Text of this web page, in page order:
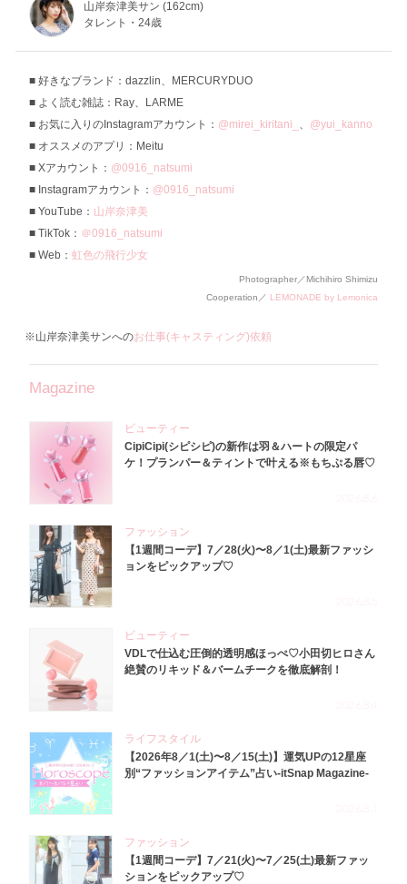
山岸奈津美サン (162cm)
タレント・24歳
好きなブランド：dazzlin、MERCURYDUO
よく読む雑誌：Ray、LARME
お気に入りのInstagramアカウント： @mirei_kiritani_ 、 @yui_kanno
オススメのアプリ：Meitu
Xアカウント： @0916_natsumi
Instagramアカウント： @0916_natsumi
YouTube： 山岸奈津美
TikTok： ＠0916_natsumi
Web： 虹色の飛行少女
Photographer／Michihiro Shimizu
Cooperation／ LEMONADE by Lemonica
※山岸奈津美サンへのお仕事(キャスティング)依頼
Magazine
ビューティー
CipiCipi(シピシピ)の新作は羽＆ハートの限定パ
ケ！プランパー＆ティントで叶える※もちぷる唇♡
ファッション
【1週間コーデ】7／28(火)〜8／1(土)最新ファッシ
ョンをピックアップ♡
ビューティー
VDLで仕込む圧倒的透明感ほっぺ♡小田切ヒロさん
絶賛のリキッド＆バームチークを徹底解剖！
ライフスタイル
【2026年8／1(土)〜8／15(土)】運気UPの12星座
別“ファッションアイテム”占い-itSnap Magazine-
ファッション
【1週間コーデ】7／21(火)〜7／25(土)最新ファッ
ションをピックアップ♡